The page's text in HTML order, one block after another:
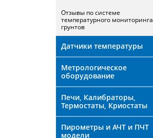
Отзывы по системе
температурного мониторинга
грунтов
Датчики температуры
Метрологическое
оборудование
Печи, Калибраторы,
Термостаты, Криостаты
Пирометры и АЧТ и ПЧТ
модели